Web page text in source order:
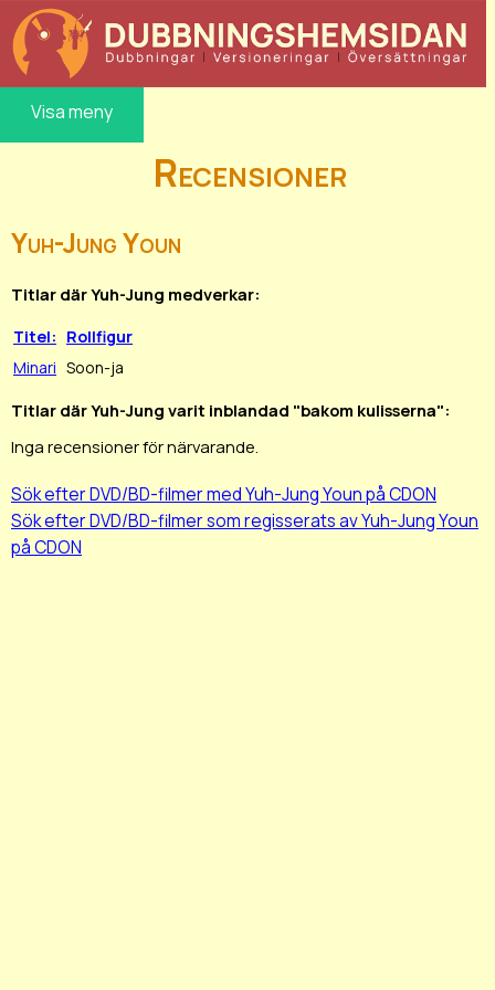
Visa meny
Recensioner
Yuh-Jung Youn
Titlar där Yuh-Jung medverkar:
Titel: Rollfigur
Minari Soon-ja
Titlar där Yuh-Jung varit inblandad "bakom kulisserna":
Inga recensioner för närvarande.
Sök efter DVD/BD-filmer med Yuh-Jung Youn på CDON
Sök efter DVD/BD-filmer som regisserats av Yuh-Jung Youn
på CDON